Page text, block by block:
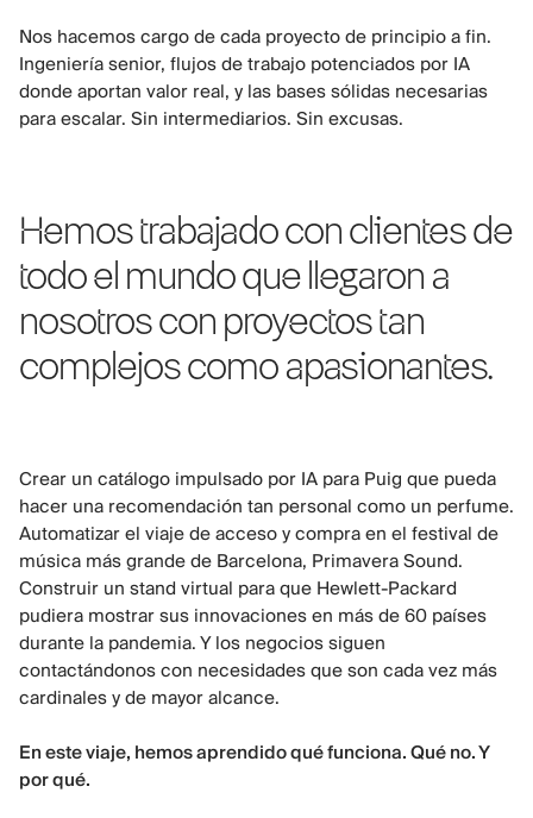
Nos hacemos cargo de cada proyecto de principio a fin.
Ingeniería senior, flujos de trabajo potenciados por IA
donde aportan valor real, y las bases sólidas necesarias
para escalar. Sin intermediarios. Sin excusas.
Hemos trabajado con clientes de
todo el mundo que llegaron a
nosotros con proyectos tan
complejos como apasionantes.
Crear un catálogo impulsado por IA para Puig que pueda
hacer una recomendación tan personal como un perfume.
Automatizar el viaje de acceso y compra en el festival de
música más grande de Barcelona, Primavera Sound.
Construir un stand virtual para que Hewlett-Packard
pudiera mostrar sus innovaciones en más de 60 países
durante la pandemia. Y los negocios siguen
contactándonos con necesidades que son cada vez más
cardinales y de mayor alcance.
En este viaje, hemos aprendido qué funciona. Qué no. Y
por qué.